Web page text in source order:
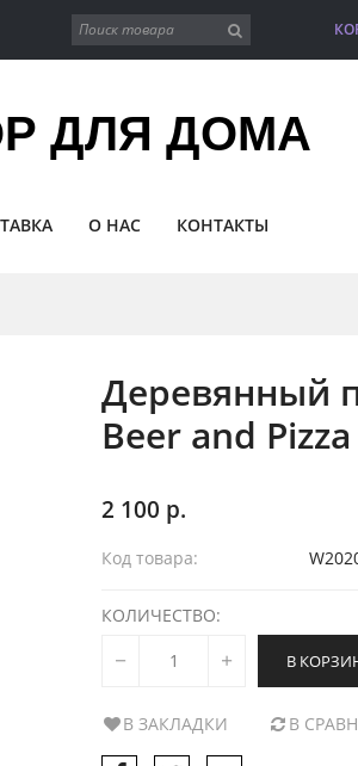
ДЛЯ ДОМА
О НАС КОНТАКТЫ
Деревянный
Beer and Pizza
2 100 р.
Код товара:
КОЛИЧЕСТВО:
В
В ЗАКЛАДКИ В